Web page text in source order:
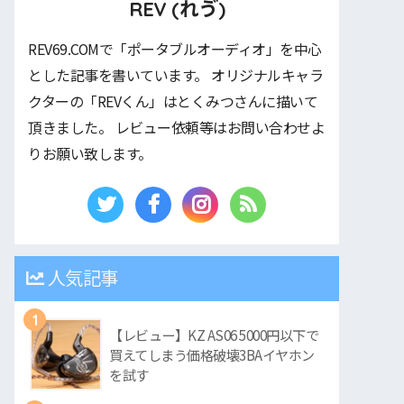
REV (れゔ)
REV69.COMで「ポータブルオーディオ」を中心
とした記事を書いています。 オリジナルキャラ
クターの「REVくん」はとくみつさんに描いて
頂きました。 レビュー依頼等はお問い合わせよ
りお願い致します。
人気記事
1
【レビュー】KZ AS06 5000円以下で
買えてしまう価格破壊3BAイヤホン
を試す